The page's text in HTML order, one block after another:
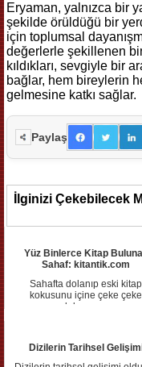
Eryaman, yalnızca bir
şekilde örüldüğü bir
için toplumsal
değerlerle şekillenen
kıldıkları, sevgiyle bir
bağlar, hem bireylerin
gelmesine katkı sağlar.
Paylaş
İlginizi Çekebilecek
Yüz Binlerce Kitap
Sahaf: kitantik.com
Sahafta dolanıp eski kitap
kokusunu içine çeke çeke
dolaşmay...
Dizilerin Tarihsel